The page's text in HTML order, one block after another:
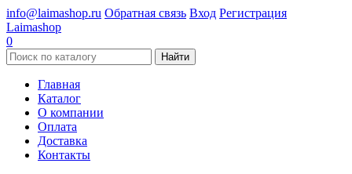
info@laimashop.ru Обратная связь Вход Регистрация
Laimashop
0
Найти
Главная
Каталог
О компании
Оплата
Доставка
Контакты